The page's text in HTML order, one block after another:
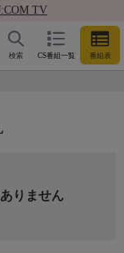
TV
CS番組一覧 番組表
検索
りません